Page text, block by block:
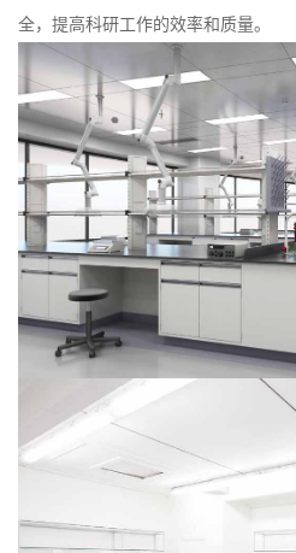
全，提高科研工作的效率和质量。